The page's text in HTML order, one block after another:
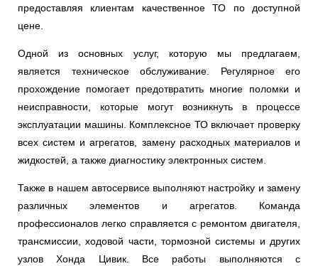
предоставляя клиентам качественное ТО по доступной
цене.
Одной из основных услуг, которую мы предлагаем,
является техническое обслуживание. Регулярное его
прохождение помогает предотвратить многие поломки и
неисправности, которые могут возникнуть в процессе
эксплуатации машины. Комплексное ТО включает проверку
всех систем и агрегатов, замену расходных материалов и
жидкостей, а также диагностику электронных систем.
Также в нашем автосервисе выполняют настройку и замену
различных элементов и агрегатов. Команда
профессионалов легко справляется с ремонтом двигателя,
трансмиссии, ходовой части, тормозной системы и других
узлов Хонда Цивик. Все работы выполняются с